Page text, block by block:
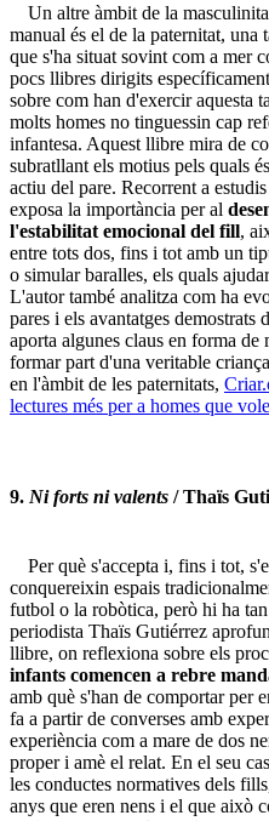
Un altre àmbit de la
manual és el de la paternitat,
que s'ha situat sovint com a mer
pocs llibres dirigits
sobre com han d'exercir aquesta
molts homes no tinguessin cap
infantesa. Aquest llibre mira de
subratllant els motius pels quals
actiu del pare. Recorrent a
exposa la importància per al
l'estabilitat emocional del fill,
entre tots dos, fins i tot amb un
o simular baralles, els quals
L'autor també analitza com ha
pares i els avantatges
aporta algunes claus en forma de
formar part d'una veritable
en l'àmbit de les paternitats,
lectures més per a homes que
9. Ni forts ni valents / Thaïs
Per què s'accepta i, fins i tot,
conquereixin espais
futbol o la robòtica, però hi ha
periodista Thaïs Gutiérrez
llibre, on reflexiona sobre els
infants comencen a rebre
amb què s'han de comportar per
fa a partir de converses amb
experiència com a mare de dos
proper i amè el relat. En el seu
les conductes normatives dels
anys que eren nens i el que això